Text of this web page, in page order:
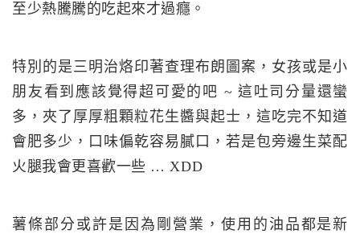
至少熱騰騰的吃起來才過癮。
特別的是三明治烙印著查理布朗圖案，女孩或是小
朋友看到應該覺得超可愛的吧 ~ 這吐司分量還蠻
多，夾了厚厚粗顆粒花生醬與起士，這吃完不知道
會肥多少，口味偏乾容易膩口，若是包旁邊生菜配
火腿我會更喜歡一些 … XDD
薯條部分或許是因為剛營業，使用的油品都是新